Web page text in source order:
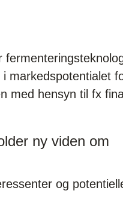
markedspotentialet
med hensyn til fx
ny viden om
og